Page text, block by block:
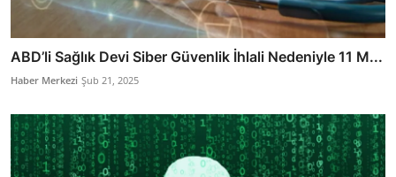
ABD’li Sağlık Devi Siber Güvenlik İhlali Nedeniyle 11 M...
Haber Merkezi Şub 21, 2025